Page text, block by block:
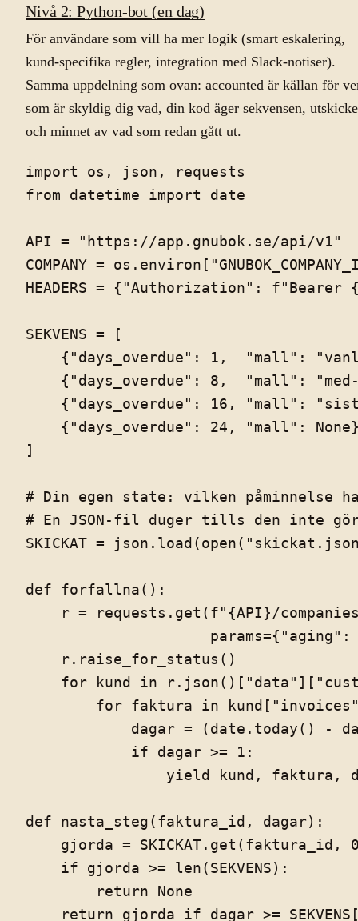
Nivå 2: Python-bot (en dag)
För användare som vill ha mer logik (smart eskalering,
kund-specifika regler, integration med Slack-notiser).
Samma uppdelning som ovan: accounted är källan för
som är skyldig dig vad, din kod äger sekvensen,
och minnet av vad som redan gått ut.
import os, json, requests
from datetime import date
API = "https://app.gnubok.se/api/v1"
COMPANY =
HEADERS = {"Authorization": f"Bearer
SEKVENS = [
{"days_overdue": 1,  "mall":
{"days_overdue": 8,  "mall":
{"days_overdue": 16, "mall":
{"days_overdue": 24, "mall":
]
# Din egen state: vilken påminnelse
# En JSON-fil duger tills den inte
SKICKAT =
def forfallna():
r = requests.get(f"{API}/
    r.raise_for_status()
for kund in
for faktura in
dagar = (date.today() -
            if dagar >= 1:
yield kund, faktura,
def nasta_steg(faktura_id, dagar):
gjorda = SKICKAT.get(faktura_id,
    if gjorda >= len(SEKVENS):
        return None
return gjorda if dagar >=